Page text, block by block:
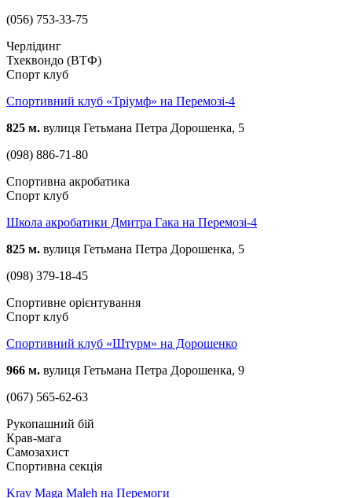
(056) 753-33-75
Черлідинг
Тхеквондо (ВТФ)
Спорт клуб
Спортивний клуб «Тріумф» на Перемозі-4
825 м. вулиця Гетьмана Петра Дорошенка, 5
(098) 886-71-80
Спортивна акробатика
Спорт клуб
Школа акробатики Дмитра Гака на Перемозі-4
825 м. вулиця Гетьмана Петра Дорошенка, 5
(098) 379-18-45
Спортивне орієнтування
Спорт клуб
Спортивний клуб «Штурм» на Дорошенко
966 м. вулиця Гетьмана Петра Дорошенка, 9
(067) 565-62-63
Рукопашний бій
Крав-мага
Самозахист
Спортивна секція
Krav Maga Maleh на Перемоги